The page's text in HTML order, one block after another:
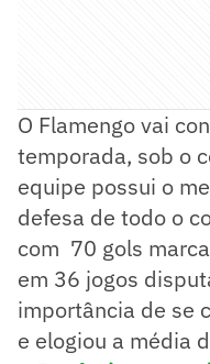
O Flamengo vai
temporada, sob o
equipe possui o
defesa de todo o
com 70 gols
em 36 jogos
importância de se
e elogiou a média